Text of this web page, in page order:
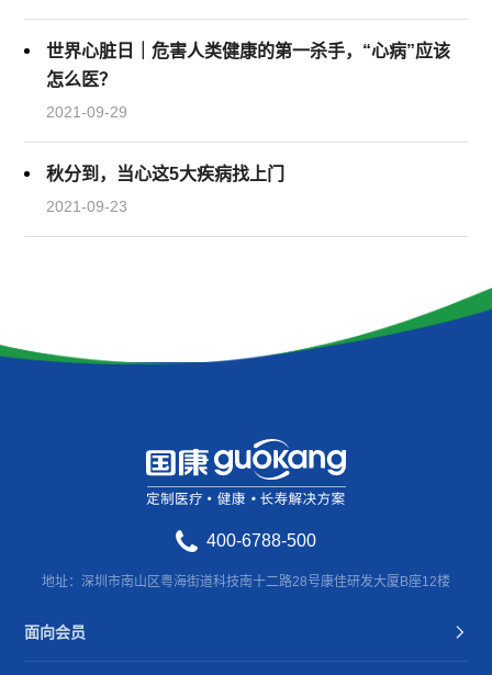
世界心脏日｜危害人类健康的第一杀手，“心病”应该
怎么医？
2021-09-29
秋分到，当心这5大疾病找上门
2021-09-23
400-6788-500
地址：深圳市南山区粤海街道科技南十二路28号康佳研发大厦B座12楼
面向会员